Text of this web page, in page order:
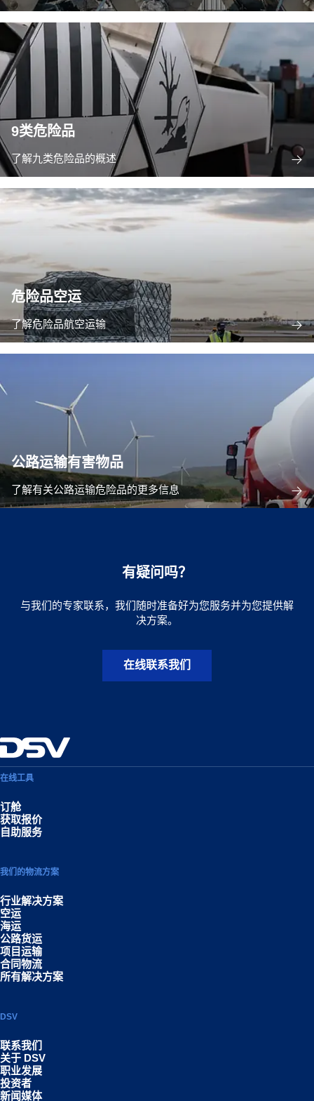
9类危险品
了解九类危险品的概述
危险品空运
了解危险品航空运输
公路运输有害物品
了解有关公路运输危险品的更多信息
有疑问吗？
与我们的专家联系，我们随时准备好为您服务并为您提供解
决方案。
在线联系我们
在线工具
订舱
获取报价
自助服务
我们的物流方案
行业解决方案
空运
海运
公路货运
项目运输
合同物流
所有解决方案
DSV
联系我们
关于 DSV
职业发展
投资者
新闻媒体